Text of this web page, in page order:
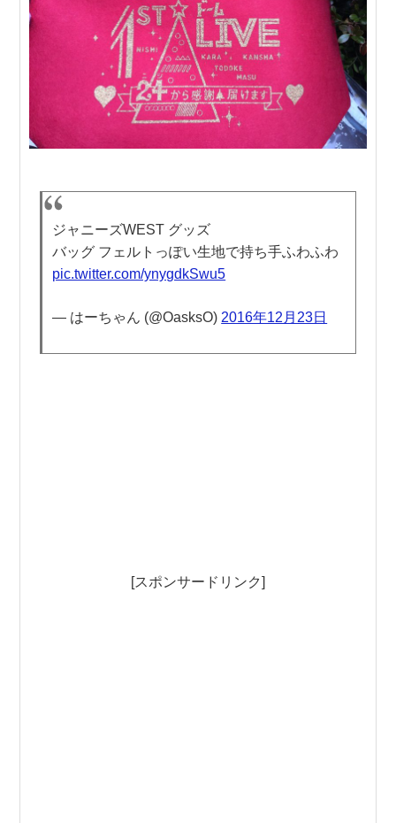
ジャニーズWEST グッズ
バッグ フェルトっぽい生地で持ち手ふわふわ
pic.twitter.com/ynygdkSwu5
— はーちゃん (@OasksO) 2016年12月23日
[スポンサードリンク]